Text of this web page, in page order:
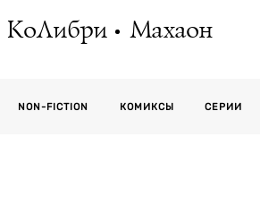
КоЛибри Махаон
NON-FICTION КОМИКСЫ СЕРИИ